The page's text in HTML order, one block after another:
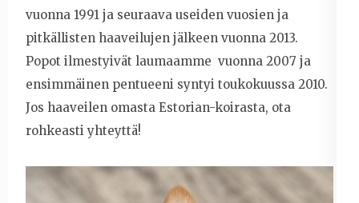
vuonna 1991 ja seuraava useiden vuosien ja
pitkällisten haaveilujen jälkeen vuonna 2013.
Popot ilmestyivät laumaamme vuonna 2007 ja
ensimmäinen pentueeni syntyi toukokuussa 2010.
Jos haaveilen omasta Estorian-koirasta, ota
rohkeasti yhteyttä!